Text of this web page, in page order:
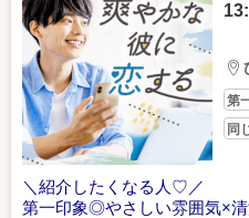
第
同
＼紹介したくなる人♡／
第一印象◎やさしい雰囲気×